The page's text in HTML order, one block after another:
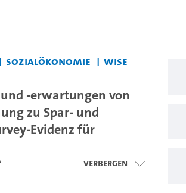
Sozialökonomie
WiSe
-erwartungen von
zu Spar- und
Evidenz für
Verbergen